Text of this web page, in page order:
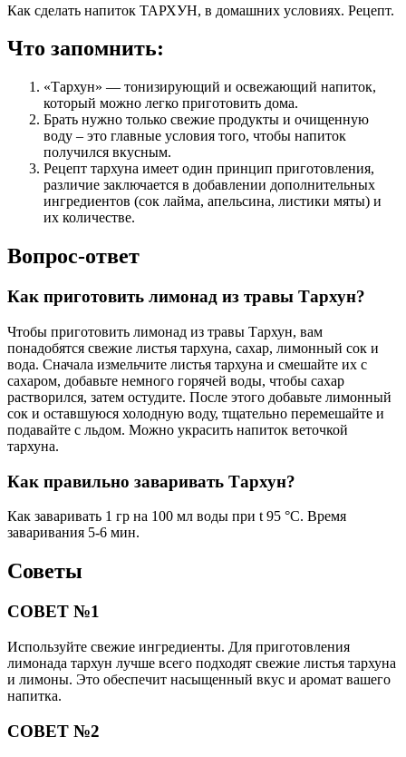
Как сделать напиток ТАРХУН, в домашних условиях. Рецепт.
Что запомнить:
«Тархун» — тонизирующий и освежающий напиток,
который можно легко приготовить дома.
Брать нужно только свежие продукты и очищенную
воду – это главные условия того, чтобы напиток
получился вкусным.
Рецепт тархуна имеет один принцип приготовления,
различие заключается в добавлении дополнительных
ингредиентов (сок лайма, апельсина, листики мяты) и
их количестве.
Вопрос-ответ
Как приготовить лимонад из травы Тархун?
Чтобы приготовить лимонад из травы Тархун, вам
понадобятся свежие листья тархуна, сахар, лимонный сок и
вода. Сначала измельчите листья тархуна и смешайте их с
сахаром, добавьте немного горячей воды, чтобы сахар
растворился, затем остудите. После этого добавьте лимонный
сок и оставшуюся холодную воду, тщательно перемешайте и
подавайте с льдом. Можно украсить напиток веточкой
тархуна.
Как правильно заваривать Тархун?
Как заваривать 1 гр на 100 мл воды при t 95 °C. Время
заваривания 5-6 мин.
Советы
СОВЕТ №1
Используйте свежие ингредиенты. Для приготовления
лимонада тархун лучше всего подходят свежие листья тархуна
и лимоны. Это обеспечит насыщенный вкус и аромат вашего
напитка.
СОВЕТ №2